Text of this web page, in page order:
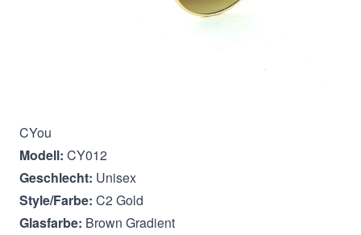
CYou
Modell: CY012
Geschlecht: Unisex
Style/Farbe: C2 Gold
Glasfarbe: Brown Gradient